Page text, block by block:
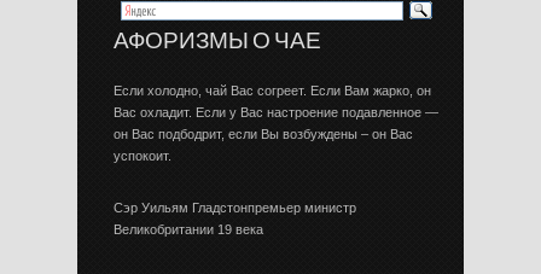
АФОРИЗМЫ О ЧАЕ
Если холодно, чай Вас согреет. Если Вам жарко, он
Вас охладит. Если у Вас настроение подавленное —
он Вас подбодрит, если Вы возбуждены – он Вас
успокоит.
Сэр Уильям Гладстонпремьер министр
Великобритании 19 века